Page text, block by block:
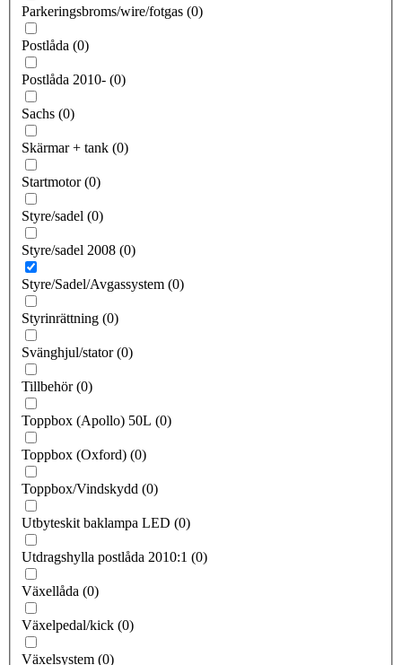
Parkeringsbroms/wire/fotgas (0)
Postlåda (0)
Postlåda 2010- (0)
Sachs (0)
Skärmar + tank (0)
Startmotor (0)
Styre/sadel (0)
Styre/sadel 2008 (0)
Styre/Sadel/Avgassystem (0)
Styrinrättning (0)
Svänghjul/stator (0)
Tillbehör (0)
Toppbox (Apollo) 50L (0)
Toppbox (Oxford) (0)
Toppbox/Vindskydd (0)
Utbyteskit baklampa LED (0)
Utdragshylla postlåda 2010:1 (0)
Växellåda (0)
Växelpedal/kick (0)
Växelsystem (0)